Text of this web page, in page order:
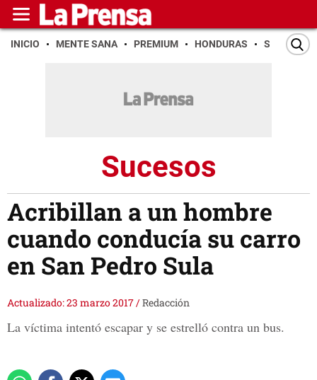
INICIO MENTE SANA PREMIUM HONDURAS SAN PEDRO
Sucesos
Acribillan a un hombre
cuando conducía su carro
en San Pedro Sula
Actualizado: 23 marzo 2017/Redacción
La víctima intentó escapar y se estrelló contra un bus.